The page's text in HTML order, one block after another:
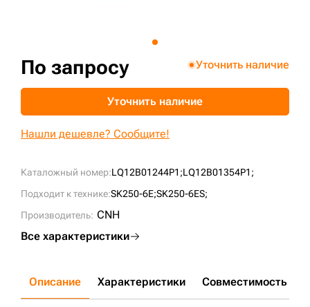
Каталожный номер:LQ12B01244P1;LQ12B01354P1;
Подходит к технике:SK250-6E;SK250-6ES;
Производитель: CNH
Все характеристики
По запросу Уточнить наличие
Уточнить наличие
Нашли дешевле? Сообщите!
Описание Характеристики Совместимость